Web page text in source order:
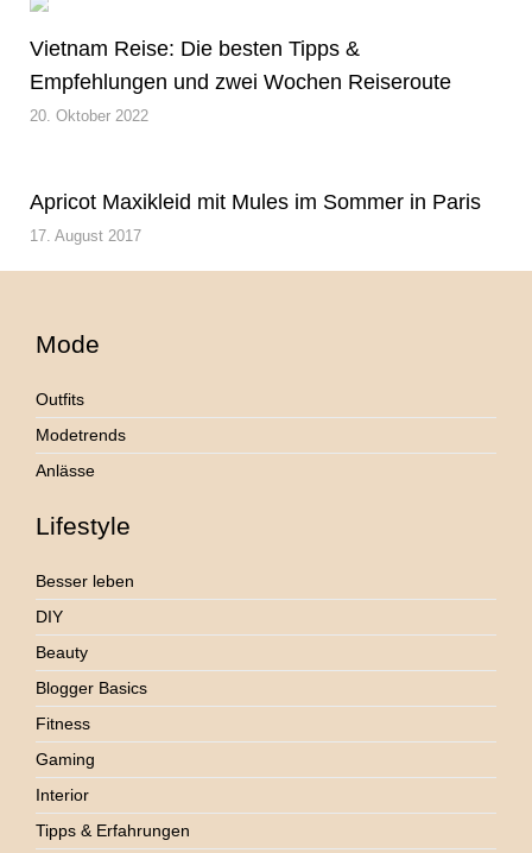
Vietnam Reise: Die besten Tipps &
Empfehlungen und zwei Wochen Reiseroute
20. Oktober 2022
Apricot Maxikleid mit Mules im Sommer in Paris
17. August 2017
Mode
Outfits
Modetrends
Anlässe
Lifestyle
Besser leben
DIY
Beauty
Blogger Basics
Fitness
Gaming
Interior
Tipps & Erfahrungen